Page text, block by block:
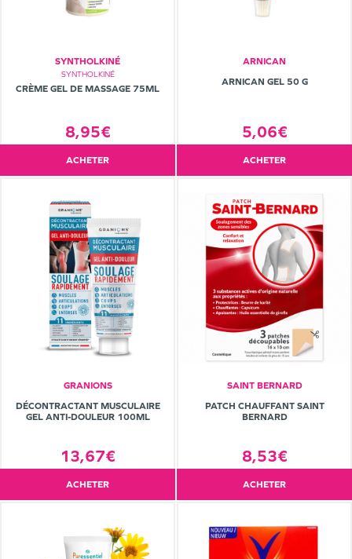
SYNTHOLKINÉ
SYNTHOLKINÉ
CRÈME GEL DE MASSAGE 75ML
8,95€
ACHETER
ARNICAN
ARNICAN GEL 50 G
5,06€
ACHETER
GRANIONS
DÉCONTRACTANT MUSCULAIRE
GEL ANTI-DOULEUR 100ML
13,67€
ACHETER
SAINT BERNARD
PATCH CHAUFFANT SAINT
BERNARD
8,53€
ACHETER